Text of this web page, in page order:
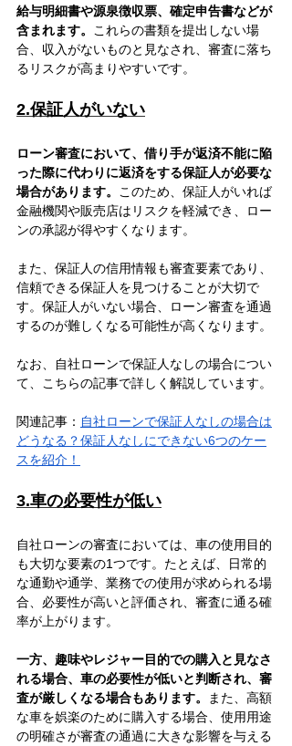
給与明細書や源泉徴収票、確定申告書などが
含まれます。
これらの書類を提出しない場
合、収入がないものと見なされ、審査に落ち
るリスクが高まりやすいです。
2.保証人がいない
ローン審査において、借り手が返済不能に陥
った際に代わりに返済をする保証人が必要な
場合があります。
このため、保証人がいれば
金融機関や販売店はリスクを軽減でき、ロー
ンの承認が得やすくなります。
また、保証人の信用情報も審査要素であり、
信頼できる保証人を見つけることが大切で
す。保証人がいない場合、ローン審査を通過
するのが難しくなる可能性が高くなります。
なお、自社ローンで保証人なしの場合につい
て、こちらの記事で詳しく解説しています。
関連記事： 自社ローンで保証人なしの場合は
どうなる？保証人なしにできない6つのケー
スを紹介！
3.車の必要性が低い
自社ローンの審査においては、車の使用目的
も大切な要素の1つです。たとえば、日常的
な通勤や通学、業務での使用が求められる場
合、必要性が高いと評価され、審査に通る確
率が上がります。
一方、趣味やレジャー目的での購入と見なさ
れる場合、車の必要性が低いと判断され、審
査が厳しくなる場合もあります。
また、高額
な車を娯楽のために購入する場合、使用用途
の明確さが審査の通過に大きな影響を与える